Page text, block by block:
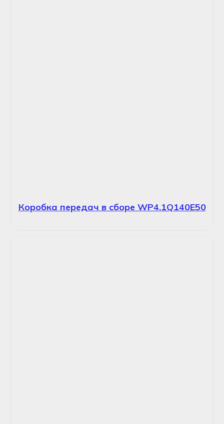
Коробка передач в сборе WP4.1Q140E50